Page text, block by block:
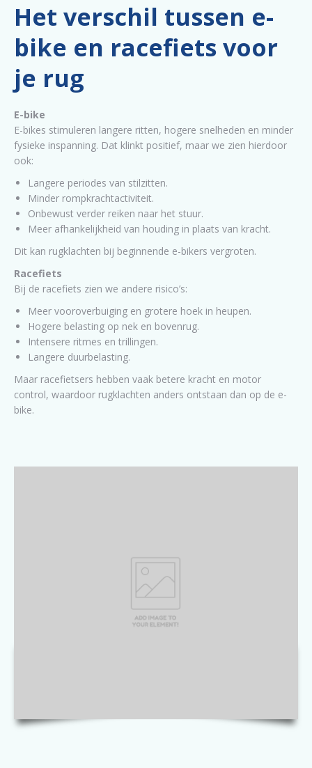
Het verschil tussen e-
bike en racefiets voor
je rug
E-bike
E-bikes stimuleren langere ritten, hogere snelheden en minder
fysieke inspanning. Dat klinkt positief, maar we zien hierdoor
ook:
Langere periodes van stilzitten.
Minder rompkrachtactiviteit.
Onbewust verder reiken naar het stuur.
Meer afhankelijkheid van houding in plaats van kracht.
Dit kan rugklachten bij beginnende e-bikers vergroten.
Racefiets
Bij de racefiets zien we andere risico’s:
Meer vooroverbuiging en grotere hoek in heupen.
Hogere belasting op nek en bovenrug.
Intensere ritmes en trillingen.
Langere duurbelasting.
Maar racefietsers hebben vaak betere kracht en motor
control, waardoor rugklachten anders ontstaan dan op de e-
bike.